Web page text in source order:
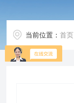
当前位置：首页